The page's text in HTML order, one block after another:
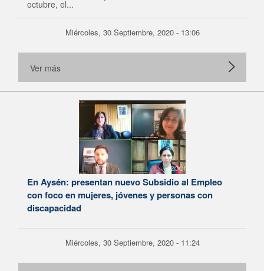
octubre, el...
Miércoles, 30 Septiembre, 2020 - 13:06
Ver más
En Aysén: presentan nuevo Subsidio al Empleo
con foco en mujeres, jóvenes y personas con
discapacidad
Miércoles, 30 Septiembre, 2020 - 11:24